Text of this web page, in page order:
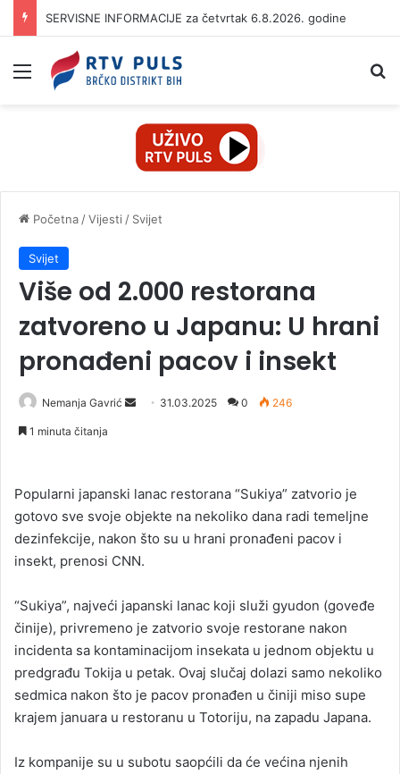
SERVISNE INFORMACIJE za četvrtak 6.8.2026. godine
Izbornik
Početna /Vijesti / Svijet
Svijet
Više od 2.000 restorana
zatvoreno u Japanu: U hrani
pronađeni pacov i insekt
Nemanja Gavrić
a
31.03.2025 0 246
1 minuta čitanja
Popularni japanski lanac restorana “Sukiya” zatvorio je
gotovo sve svoje objekte na nekoliko dana radi temeljne
dezinfekcije, nakon što su u hrani pronađeni pacov i
insekt, prenosi CNN.
“Sukiya”, najveći japanski lanac koji služi gyudon (goveđe
činije), privremeno je zatvorio svoje restorane nakon
incidenta sa kontaminacijom insekata u jednom objektu u
predgrađu Tokija u petak. Ovaj slučaj dolazi samo nekoliko
sedmica nakon što je pacov pronađen u činiji miso supe
krajem januara u restoranu u Totoriju, na zapadu Japana.
Iz kompanije su u subotu saopćili da će većina njenih